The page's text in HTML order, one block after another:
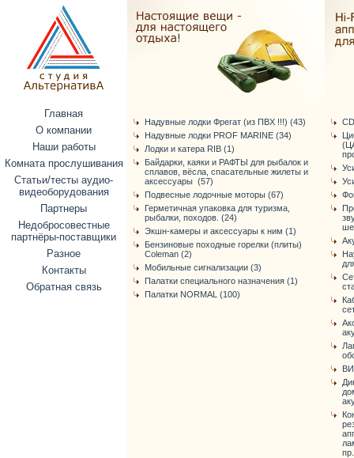
Главная
О компании
Наши работы
Комната прослушивания
Статьи/тесты аудио-
видеоборудования
Партнеры
Недобросовестные
партнёры-поставщики
Разное
Контакты
Обратная связь
Надувные лодки Фрегат (из ПВХ !!!) (43)
Надувные лодки PROF MARINE (34)
Лодки и катера RIB (1)
Байдарки, каяки и РАФТЫ для рыбалок и
сплавов, вёсла, спасательные жилеты и
аксессуары (57)
Подвесные лодочные моторы (67)
Герметичная упаковка для туризма,
рыбалки, походов. (24)
Экшн-камеры и аксессуары к ним (1)
Бензиновые походные горелки (плиты)
Coleman (2)
Мобильные сигнализации (3)
Палатки специального назначения (1)
Палатки NORMAL (100)